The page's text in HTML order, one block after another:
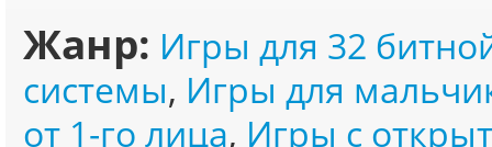
Жанр: Игры для 32
системы, Игры для
от 1-го лица, Игры с